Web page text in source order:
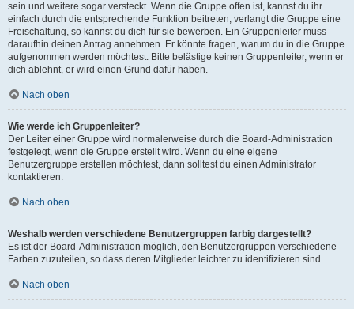
sein und weitere sogar versteckt. Wenn die Gruppe offen ist, kannst du ihr
einfach durch die entsprechende Funktion beitreten; verlangt die Gruppe eine
Freischaltung, so kannst du dich für sie bewerben. Ein Gruppenleiter muss
daraufhin deinen Antrag annehmen. Er könnte fragen, warum du in die Gruppe
aufgenommen werden möchtest. Bitte belästige keinen Gruppenleiter, wenn er
dich ablehnt, er wird einen Grund dafür haben.
Nach oben
Wie werde ich Gruppenleiter?
Der Leiter einer Gruppe wird normalerweise durch die Board-Administration
festgelegt, wenn die Gruppe erstellt wird. Wenn du eine eigene
Benutzergruppe erstellen möchtest, dann solltest du einen Administrator
kontaktieren.
Nach oben
Weshalb werden verschiedene Benutzergruppen farbig dargestellt?
Es ist der Board-Administration möglich, den Benutzergruppen verschiedene
Farben zuzuteilen, so dass deren Mitglieder leichter zu identifizieren sind.
Nach oben